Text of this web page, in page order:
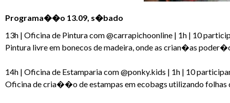
Programa��o 13.09, s�bado
13h | Oficina de Pintura com @carrapichoonline | 1h | 10
Pintura livre em bonecos de madeira, onde as crian�as
14h | Oficina de Estamparia com @ponky.kids | 1h | 10
Oficina de cria��o de estampas em ecobags utilizando folhas